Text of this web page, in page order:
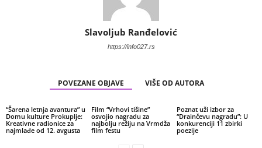
Slavoljub Ranđelović
https://info027.rs
POVEZANE OBJAVE VIŠE OD AUTORA
“Šarena letnja avantura” u
Domu kulture Prokuplje:
Kreativne radionice za
najmlađe od 12. avgusta
Film “Vrhovi tišine”
osvojio nagradu za
najbolju režiju na Vrmdža
film festu
Poznat uži izbor za
“Drainčevu nagradu”: U
konkurenciji 11 zbirki
poezije